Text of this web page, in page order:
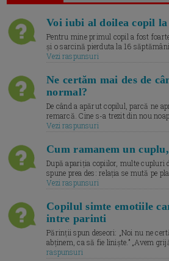
Voi iubi al doilea copil
Pentru mine primul copil a fost
și o sarcină pierduta la 16
Vezi raspunsuri
Ne certăm mai des de
normal?
De când a apărut copilul, parcă ne
remarcă. Cine s-a trezit din nou
Vezi raspunsuri
Cum ramanem un
După apariția copiilor, multe cupluri
spune prea des: relația se mută pe
Vezi raspunsuri
Copilul simte emotiile
intre parinti
Părinții spun deseori: „Noi nu ne
abținem, ca să fie liniște.” „Avem
raspunsuri